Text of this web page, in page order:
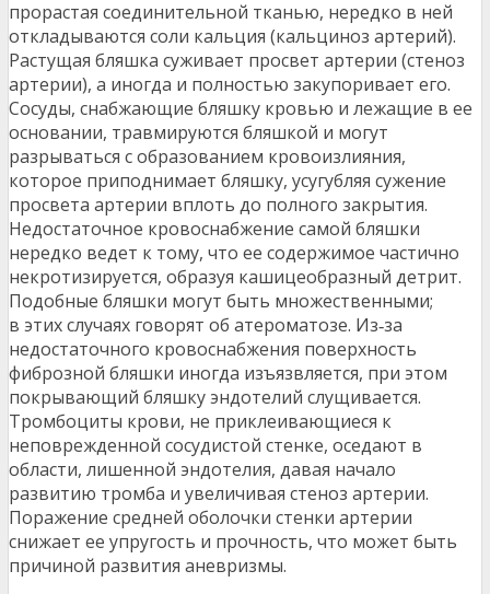
прорастая соединительной тканью, нередко в ней
откладываются соли кальция (кальциноз артерий).
Растущая бляшка суживает просвет артерии (стеноз
артерии), а иногда и полностью закупоривает его.
Сосуды, снабжающие бляшку кровью и лежащие в ее
основании, травмируются бляшкой и могут
разрываться с образованием кровоизлияния,
которое приподнимает бляшку, усугубляя сужение
просвета артерии вплоть до полного закрытия.
Недостаточное кровоснабжение самой бляшки
нередко ведет к тому, что ее содержимое частично
некротизируется, образуя кашицеобразный детрит.
Подобные бляшки могут быть множественными;
в этих случаях говорят об атероматозе. Из‑за
недостаточного кровоснабжения поверхность
фиброзной бляшки иногда изъязвляется, при этом
покрывающий бляшку эндотелий слущивается.
Тромбоциты крови, не приклеивающиеся к
неповрежденной сосудистой стенке, оседают в
области, лишенной эндотелия, давая начало
развитию тромба и увеличивая стеноз артерии.
Поражение средней оболочки стенки артерии
снижает ее упругость и прочность, что может быть
причиной развития аневризмы.